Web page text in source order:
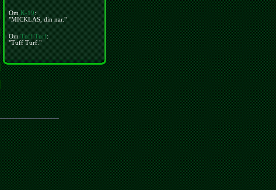
OmK-19:
"MICKLAS, din nar."
OmTuff Turf:
"Tuff Turf."